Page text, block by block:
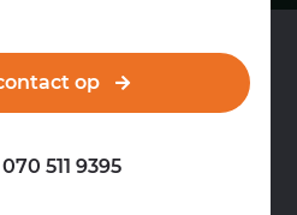
op
511 9395